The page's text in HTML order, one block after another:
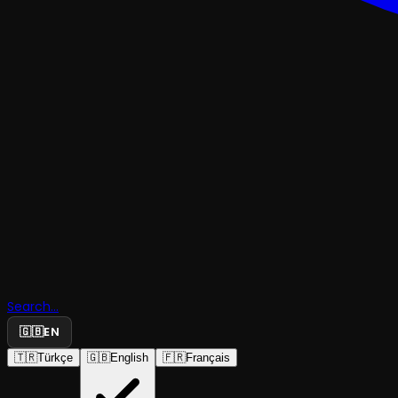
Search...
🇬🇧EN
🇹🇷Türkçe 🇬🇧English 🇫🇷Français
Büyük